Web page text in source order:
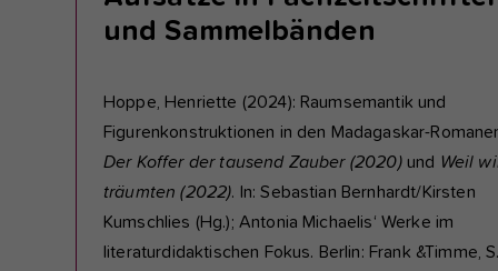
und Sammelbänden
Hoppe, Henriette (2024): Raumsemantik und
Figurenkonstruktionen in den Madagaskar-
Der Koffer der tausend Zauber (2020) und Weil
träumten (2022). In: Sebastian Bernhardt/Kirsten
Kumschlies (Hg.); Antonia Michaelis‘ Werke im
literaturdidaktischen Fokus. Berlin: Frank &Timme,